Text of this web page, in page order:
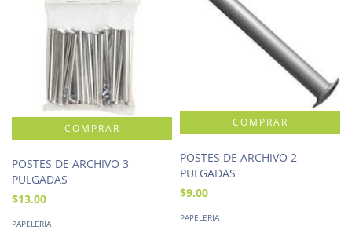
POSTES DE ARCHIVO 3
PULGADAS
$13.00
PAPELERIA
POSTES DE ARCHIVO 2
PULGADAS
$9.00
PAPELERIA